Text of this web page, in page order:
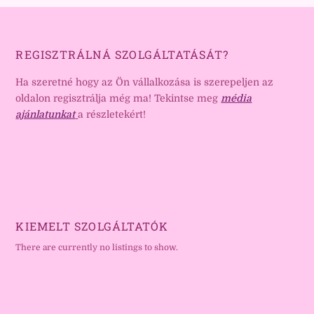
REGISZTRÁLNÁ SZOLGÁLTATÁSÁT?
Ha szeretné hogy az Ön vállalkozása is szerepeljen az
oldalon regisztrálja még ma! Tekintse meg média
ajánlatunkat a részletekért!
KIEMELT SZOLGÁLTATÓK
There are currently no listings to show.